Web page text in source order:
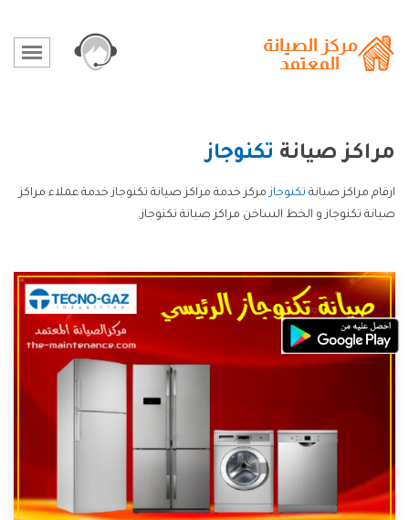
مراكز صيانة تكنوجاز
ارقام مراكز صيانة تكنوجازمركز خدمة مراكز صيانة تكنوجاز خدمة عملاء مراكز
صيانة تكنوجاز و الخط الساخن مراكز صيانة تكنوجاز.